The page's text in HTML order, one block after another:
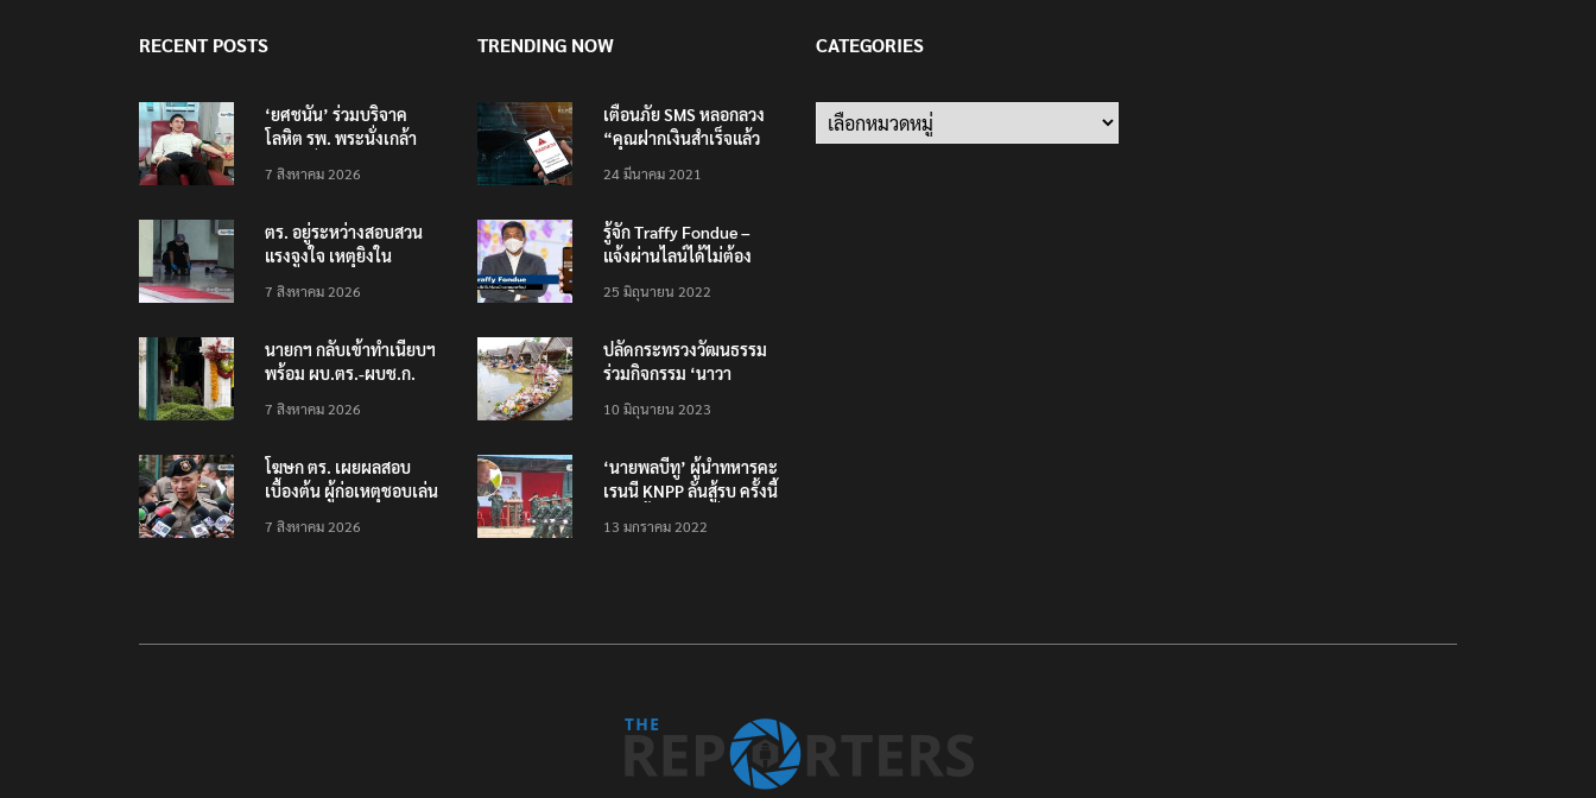
RECENT POSTS
‘ยศชนัน’ ร่วมบริจาค
โลหิต รพ. พระนั่งเกล้า
เทพศิรินทร์ นนทบุรี
7 สิงหาคม 2026
ตร. อยู่ระหว่างสอบสวน
แรงจูงใจ เหตุยิงใน
นนทบุรี พบเด็กก่อเหตุ
7 สิงหาคม 2026
นายกฯ กลับเข้าทำเนียบฯ
พร้อม ผบ.ตร.-ผบช.ก.
ปืนเถื่อน
7 สิงหาคม 2026
โฆษก ตร. เผยผลสอบ
เบื้องต้น ผู้ก่อเหตุชอบเล่น
เหตุรุนแรงก่อนลงมือ
7 สิงหาคม 2026
TRENDING NOW
เตือนภัย SMS หลอกลวง
“คุณฝากเงินสำเร็จแล้ว
200,000 บาท”
24 มีนาคม 2021
รู้จัก Traffy Fondue –
แจ้งผ่านไลน์ได้ไม่ต้อง
ทั่วไทย ไม่ใช่แค่ในกรุง
25 มิถุนายน 2022
ปลัดกระทรวงวัฒนธรรม
ร่วมกิจกรรม ‘นาวา
ตักบาตรทางน้ำ
10 มิถุนายน 2023
‘นายพลบีทู’ ผู้นำทหารคะ
เรนนี KNPP ลั่นสู้รบ ครั้งนี้
ประชาชนต้องชนะ
13 มกราคม 2022
CATEGORIES
Categories